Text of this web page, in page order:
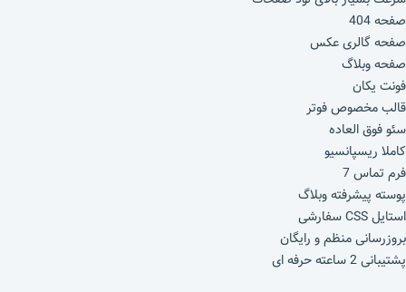
صفحه 404
صفحه گالری عکس
صفحه وبلاگ
فونت یکان
قالب مخصوص فوتر
سئو فوق العاده
کاملا ریسپانسیو
فرم تماس 7
پوسته پیشرفته وبلاگ
استایل CSS سفارشی
بروزرسانی منظم و رایگان
پشتیبانی 2 ساعته حرفه ای